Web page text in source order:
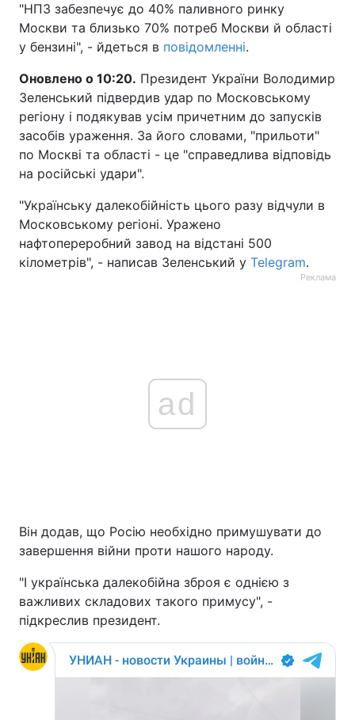
"НПЗ забезпечує до 40% паливного ринку
Москви та близько 70% потреб Москви й області
у бензині", - йдеться в повідомленні.
Оновлено о 10:20. Президент України Володимир
Зеленський підвердив удар по Московському
регіону і подякував усім причетним до запусків
засобів ураження. За його словами, "прильоти"
по Москві та області - це "справедлива відповідь
на російські удари".
"Українську далекобійність цього разу відчули в
Московському регіоні. Уражено
нафтопереробний завод на відстані 500
кілометрів", - написав Зеленський у Telegram.
Реклама
ad
Він додав, що Росію необхідно примушувати до
завершення війни проти нашого народу.
"І українська далекобійна зброя є однією з
важливих складових такого примусу", -
підкреслив президент.